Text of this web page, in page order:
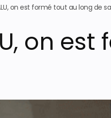
on est formé tout au long de
on